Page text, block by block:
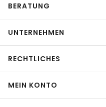
BERATUNG
UNTERNEHMEN
RECHTLICHES
MEIN KONTO